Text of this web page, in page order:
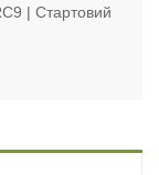
| Стартовий